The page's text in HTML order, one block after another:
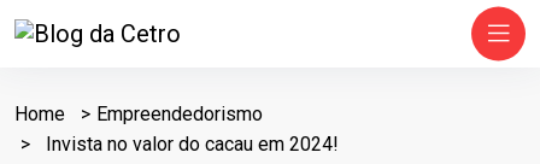
Home
Empreendedorismo
Invista no valor do cacau em 2024!